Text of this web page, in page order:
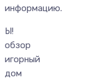
информацию.
Ы!
обзор
игорный
дом